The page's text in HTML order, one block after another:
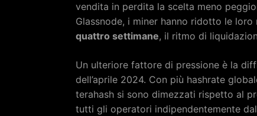
vendita in perdita la scelta meno
Glassnode, i miner hanno ridotto le
quattro settimane, il ritmo di
Un ulteriore fattore di pressione è la
dell’aprile 2024. Con più hashrate
terahash si sono dimezzati rispetto al
tutti gli operatori indipendentemente